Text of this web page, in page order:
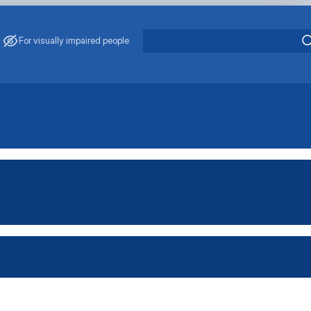
For visually impaired people
яка проводиться каф…
кафедрою